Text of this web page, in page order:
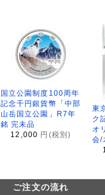
国立公園制度100周年
記念千円銀貨幣「中部
山岳国立公園」R7年
銘 完未品
12,000 円(税別)
東
ク
オ
会/
ご注文の流れ